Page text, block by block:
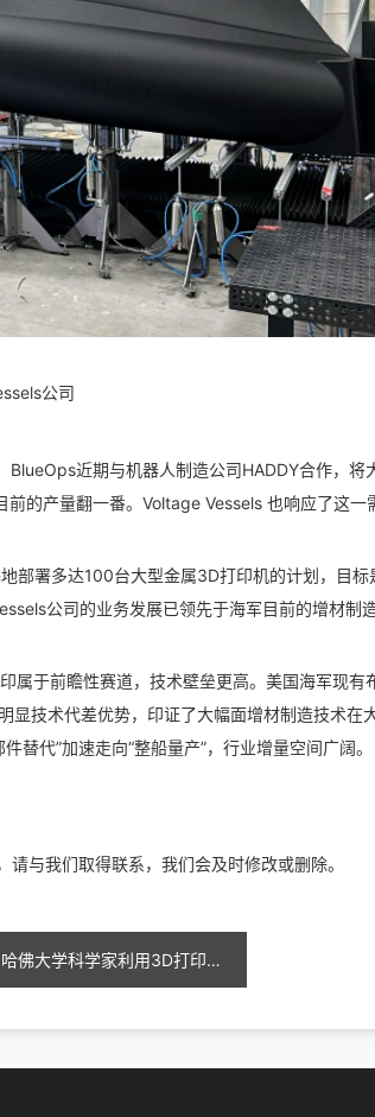
公司
近期与机器人制造公司HADDY合作，将
的产量翻一番。Voltage Vessels 也响应了这一
部署多达100台大型金属3D打印机的计划，目标
公司的业务发展已领先于海军目前的增材制
属于前瞻性赛道，技术壁垒更高。美国海军现有
显技术代差优势，印证了大幅面增材制造技术在
代”加速走向“整船量产”，行业增量空间广阔。
与我们取得联系，我们会及时修改或删除。
下一篇：哈佛大学科学家利用3D打印技术制造可编程的人工肌肉丝，用于软体机器人